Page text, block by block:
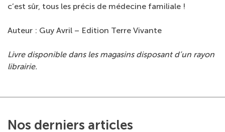
c’est sûr, tous les précis de médecine familiale !
Auteur : Guy Avril – Edition Terre Vivante
Livre disponible dans les magasins disposant d’un rayon
librairie.
Nos derniers articles